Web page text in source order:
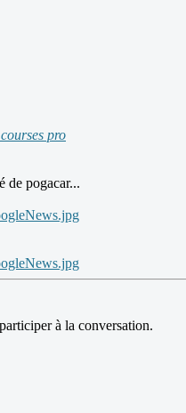
pro
de pogacar...
à la conversation.